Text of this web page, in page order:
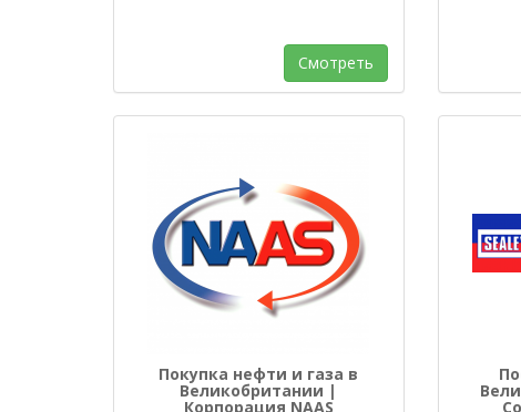
Смотреть
Покупка нефти и газа в
Великобритании |
Корпорация NAAS